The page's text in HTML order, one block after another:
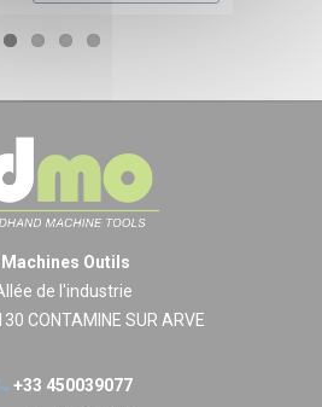
Machines Outils
de l'industrie
CONTAMINE SUR ARVE
+33 450039077